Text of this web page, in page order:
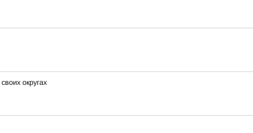
округах